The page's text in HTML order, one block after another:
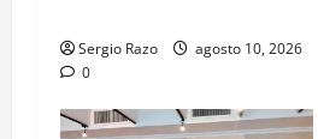
Sergio Razo
agosto 10, 2026
0